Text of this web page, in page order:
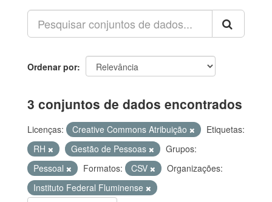
Ordenar por
3 conjuntos de dados encontrados
Licenças: Creative Commons Atribuição
Etiquetas:
RH
Gestão de Pessoas
Grupos:
Pessoal
Formatos: CSV
Organizações:
Instituto Federal Fluminense